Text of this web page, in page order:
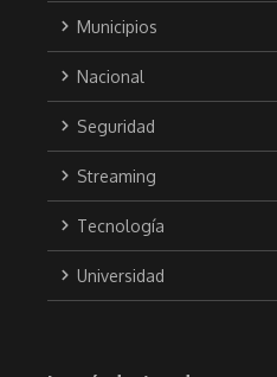
Municipios
Nacional
Seguridad
Streaming
Tecnología
Universidad